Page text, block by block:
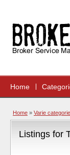
Home
Home » Varie categorie
Listings for